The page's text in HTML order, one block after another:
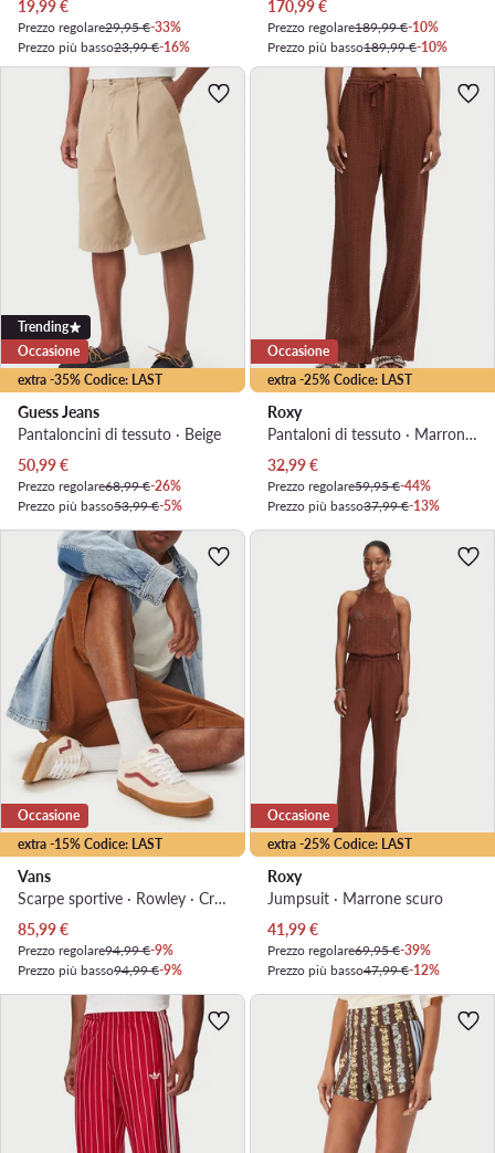
Prezzo attuale
19,99€
Prezzo regolare29,95 €-33%
Prezzo più basso23,99 €-16%
Prezzo attuale
170,99€
Prezzo regolare189,99 €-10%
Prezzo più basso189,99 €-10%
extra -35% Codice: LAST
Trending
Occasione
Guess Jeans
Pantaloncini di tessuto · Beige
Prezzo attuale
50,99€
Prezzo regolare68,99 €-26%
Prezzo più basso53,99 €-5%
extra -25% Codice: LAST
Occasione
Roxy
Pantaloni di tessuto · Marrone scuro
Prezzo attuale
32,99€
Prezzo regolare59,95 €-44%
Prezzo più basso37,99 €-13%
extra -15% Codice: LAST
Occasione
Vans
Scarpe sportive · Rowley · Crema
Prezzo attuale
85,99€
Prezzo regolare94,99 €-9%
Prezzo più basso94,99 €-9%
extra -25% Codice: LAST
Occasione
Roxy
Jumpsuit · Marrone scuro
Prezzo attuale
41,99€
Prezzo regolare69,95 €-39%
Prezzo più basso47,99 €-12%